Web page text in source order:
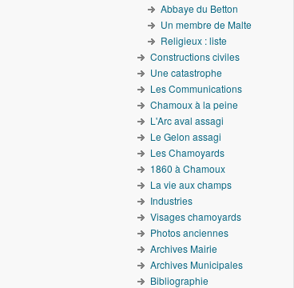
Abbaye du Betton
Un membre de Malte
Religieux : liste
Constructions civiles
Une catastrophe
Les Communications
Chamoux à la peine
L'Arc aval assagi
Le Gelon assagi
Les Chamoyards
1860 à Chamoux
La vie aux champs
Industries
Visages chamoyards
Photos anciennes
Archives Mairie
Archives Municipales
Bibliographie